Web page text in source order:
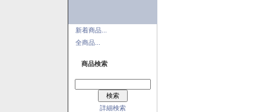
新着商品...
全商品...
商品検索
詳細検索